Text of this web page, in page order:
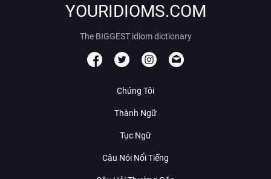
YOURIDIOMS.COM
The BIGGEST idiom dictionary
Chúng Tôi
Thành Ngữ
Tục Ngữ
Câu Nói Nổi Tiếng